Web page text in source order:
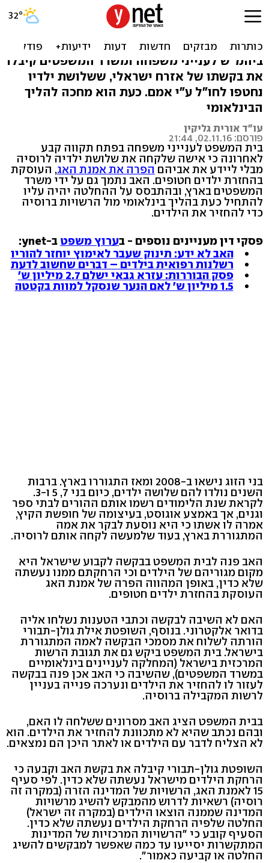
לקחה את הילדים לרוסיה -
בניגוד לאמנת האג
ביהמ"ש לענייני משפחה ומשרד המשפטים קיבלו
את בקשתו של אזרח ישראלי, ששלושת ילדיו
נחטפו לחו"ל ע"י אמם. כעת הוא מחכה להליך
הבינלאומי
עו"ד אורית גליקין
פורסם: 02.11.16, 21:44
בית המשפט לענייני משפחה בפתח תקווה קבע
לאחרונה כי אישה שלקחה את שלושת ילדיה לרוסיה
מבלי ליידע את אביהם הפרה את אמנת האג, העוסקת
בהחזרת ילדים חטופים. האב נתמך גם על ידי משרד
המשפטים בארץ, ובהתבסס על ההחלטה יהיה עליו
להתחיל כעת בהליך בינלאומי מול הרשויות ברוסיה
כדי להחזיר את הילדים.
פסקי דין מעניינים נוספים - בערוץ משפט ב-ynet:
האב לא ידע: תינוק שעבר לאימוץ יוחזר להוריו
רשלנות רפואית בילדים – דברים שחשוב לדעת
פסק הבוררות: עזרא גבאי ישלם 2.7 מיליון ש'
1.5 מיליון ש' לאם הנער שנסקל למוות בקטטה
בני הזוג נישאו ב-2008 ומאז התגוררו בארץ. ברבות
השנים נולדו להם שלושה ילדים, כיום בני 7, 5 ו-3.
לקראת שנת הלימודים רשמו אותם ההורים לבתי ספר
וגנים, אך באמצע אוגוסט, בעיצומה של חופשת הקיץ,
אמרה לו אשתו כי היא נוסעת לבקר את אמה
המתגוררת בארץ, בעוד שלמעשה לקחה אותם לרוסיה.
האב פנה לבית המשפט בבקשה לקבוע שישראל היא
מקום מגוריהם של הילדים וכי הרחקתם ממנו נעשתה
שלא כדין, באופן המהווה הפרה של אמנת האג
העוסקת בהחזרת ילדים חטופים.
האם לא השיבה לבקשה וכתבי הטענות נשלחו אליה
בדואר אלקטרוני. בנוסף, השופטת אילת גולן-תבורי
הורתה לשלוח את מסמכי הבקשה לאמה המתגוררת
בישראל. בית המשפט ביקש גם את תגובת הרשות
המרכזית בישראל (המחלקה לעניינים בינלאומיים
במשרד המשפטים), שהשיבה כי האב אכן פנה בבקשה
לעזור לו להחזיר את הילדים ונערכה פנייה בעניין
לרשות המקבילה ברוסיה.
בבית המשפט הציג האב מסרונים ששלחה לו האם,
ובהם נכתב שהיא לא מתכוונת להחזיר את הילדים. הוא
לא הצליח לדבר עם הילדים או לאתר היכן הם נמצאים.
השופטת גולן-תבורי קיבלה את בקשת האב וקבעה כי
הרחקת הילדים מישראל נעשתה שלא כדין. לפי סעיף
15 לאמנת האג, הרשויות של המדינה הזרה (במקרה זה
רוסיה) רשאיות לדרוש מהמבקש להשיג מרשויות
המדינה שממנה הוצאו הילדים (במקרה זה ישראל)
החלטה שלפיה הרחקת הילדים נעשתה שלא כדין.
הסעיף קובע כי "הרשויות המרכזיות של המדינות
המתקשרות יסייעו עד כמה שאפשר למבקשים להשיג
החלטה או קביעה כאמור".